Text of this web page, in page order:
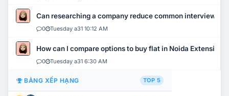
Can researching a company reduce common interview
0 Tuesday a31 10:12 AM
How can I compare options to buy flat in Noida Extension?
0 Tuesday a31 6:30 AM
BẢNG XẾP HẠNG TOP 5